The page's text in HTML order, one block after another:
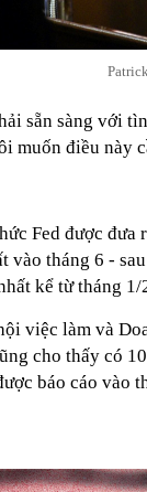
sẵn sàng với
muốn điều này
Fed được
vào tháng 6 -
kể từ tháng 1/
việc làm và
cho thấy có
báo cáo vào